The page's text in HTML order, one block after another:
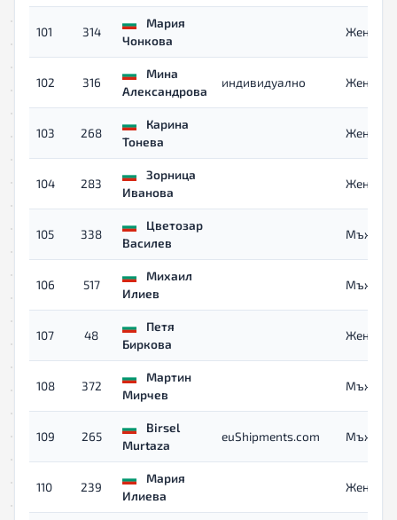
101 314
Мария
Чонкова
Жени
102 316
Мина
Александрова
индивидуално Жени
103 268
Карина
Тонева
Жени
104 283
Зорница
Иванова
Жени
105 338
Цветозар
Василев
Мъже
106 517
Михаил
Илиев
Мъже
107 48
Петя
Биркова
Жени
108 372
Мартин
Мирчев
Мъже
109 265
Birsel
Murtaza
euShipments.com Мъже
110 239
Мария
Илиева
Жени